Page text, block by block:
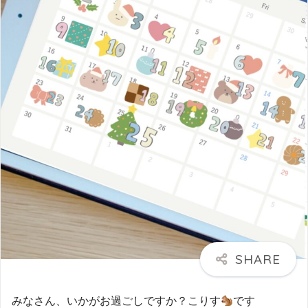
みなさん、いかがお過ごしですか？こりす です